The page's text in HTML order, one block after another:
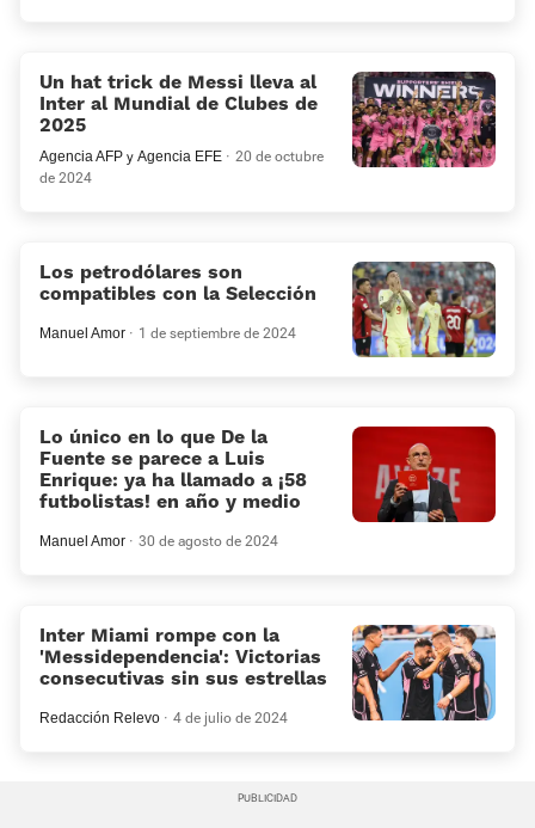
Un hat trick de Messi lleva al
Inter al Mundial de Clubes de
2025
Agencia AFP y Agencia EFE
20 de octubre
de 2024
Los petrodólares son
compatibles con la Selección
Manuel Amor 1 de septiembre de 2024
Lo único en lo que De la
Fuente se parece a Luis
Enrique: ya ha llamado a ¡58
futbolistas! en año y medio
Manuel Amor 30 de agosto de 2024
Inter Miami rompe con la
'Messidependencia': Victorias
consecutivas sin sus estrellas
Redacción Relevo 4 de julio de 2024